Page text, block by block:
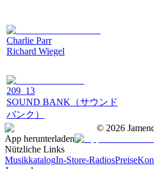
Charlie Parr
Richard Wiegel
209_13
SOUND BANK（サウンド
バンク）
© 2026
App herunterladen
Nützliche Links
MusikkatalogIn-Store-RadiosPreise